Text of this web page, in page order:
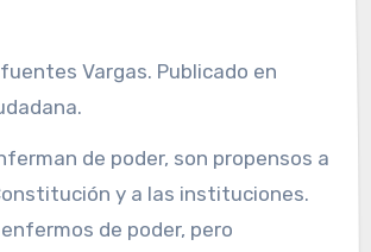
de poder, son propensos a
y a las instituciones.
de poder, pero